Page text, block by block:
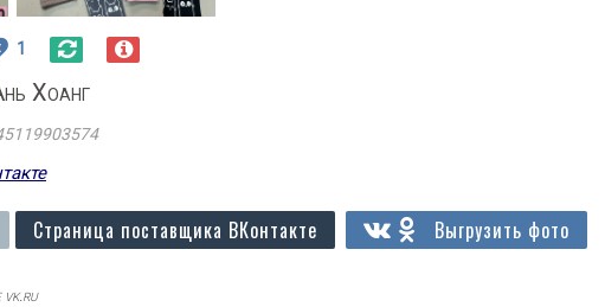
1
Хоанг
Страница поставщика ВКонтакте Выгрузить фото
vk.ru